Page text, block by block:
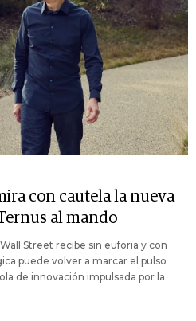
con cautela la nueva
al mando
Street recibe sin euforia y con
puede volver a marcar el pulso
de innovación impulsada por la